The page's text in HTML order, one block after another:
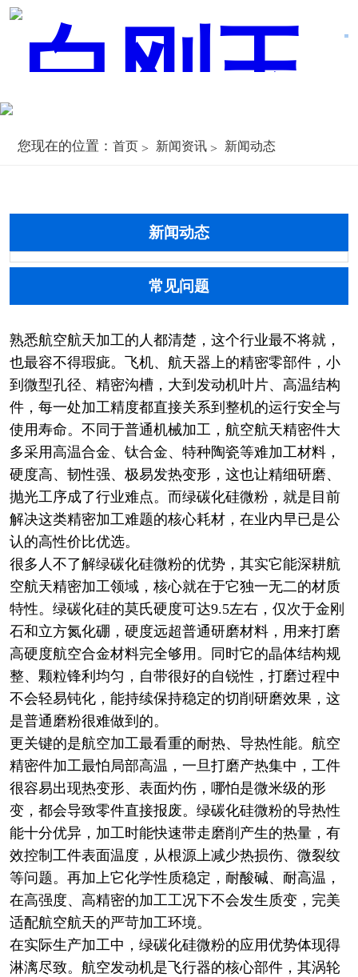
您现在的位置： 首页 新闻资讯 新闻动态
新闻动态
常见问题
熟悉航空航天加工的人都清楚，这个行业最不将就，
也最容不得瑕疵。飞机、航天器上的精密零部件，小
到微型孔径、精密沟槽，大到发动机叶片、高温结构
件，每一处加工精度都直接关系到整机的运行安全与
使用寿命。不同于普通机械加工，航空航天精密件大
多采用高温合金、钛合金、特种陶瓷等难加工材料，
硬度高、韧性强、极易发热变形，这也让精细研磨、
抛光工序成了行业难点。而绿碳化硅微粉，就是目前
解决这类精密加工难题的核心耗材，在业内早已是公
认的高性价比优选。
很多人不了解绿碳化硅微粉的优势，其实它能深耕航
空航天精密加工领域，核心就在于它独一无二的材质
特性。绿碳化硅的莫氏硬度可达9.5左右，仅次于金刚
石和立方氮化硼，硬度远超普通研磨材料，用来打磨
高硬度航空合金材料完全够用。同时它的晶体结构规
整、颗粒锋利均匀，自带很好的自锐性，打磨过程中
不会轻易钝化，能持续保持稳定的切削研磨效果，这
是普通磨粉很难做到的。
更关键的是航空加工最看重的耐热、导热性能。航空
精密件加工最怕局部高温，一旦打磨产热集中，工件
很容易出现热变形、表面灼伤，哪怕是微米级的形
变，都会导致零件直接报废。绿碳化硅微粉的导热性
能十分优异，加工时能快速带走磨削产生的热量，有
效控制工件表面温度，从根源上减少热损伤、微裂纹
等问题。再加上它化学性质稳定，耐酸碱、耐高温，
在高强度、高精密的加工工况下不会发生质变，完美
适配航空航天的严苛加工环境。
在实际生产加工中，绿碳化硅微粉的应用优势体现得
淋漓尽致。航空发动机是飞行器的核心部件，其涡轮